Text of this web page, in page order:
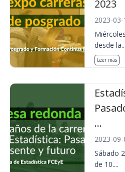
2023
2023-
desde la...
Leer más
...
2023-
Sábado
de 10....